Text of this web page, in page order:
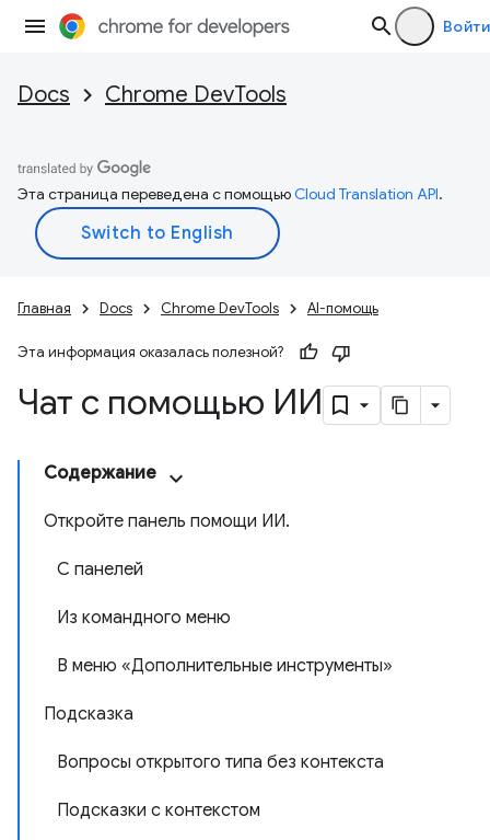
Войти
Docs Chrome DevTools
Эта страница переведена с помощьюCloud Translation API.
Главная Docs Chrome DevTools AI-помощь
Эта информация оказалась полезной?
Чат с помощью ИИ
Содержание
Откройте панель помощи ИИ.
С панелей
Из командного меню
В меню «Дополнительные инструменты»
Подсказка
Вопросы открытого типа без контекста
Подсказки с контекстом